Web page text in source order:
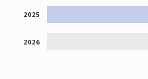
2025
2026